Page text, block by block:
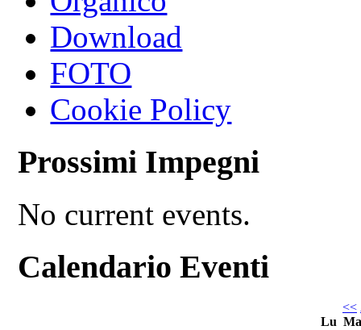
Download
FOTO
Cookie Policy
Prossimi Impegni
No current events.
Calendario Eventi
<<
Lu